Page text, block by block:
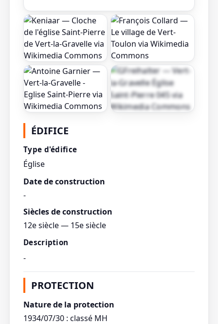
ÉDIFICE
Type d'édifice
Église
Date de construction
-
Siècles de construction
12e siècle — 15e siècle
Description
-
PROTECTION
Nature de la protection
1934/07/30 : classé MH